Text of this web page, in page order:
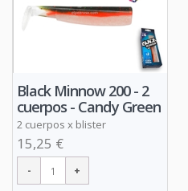
Black Minnow 200 - 2
cuerpos - Candy Green
2 cuerpos x blister
15,25 €